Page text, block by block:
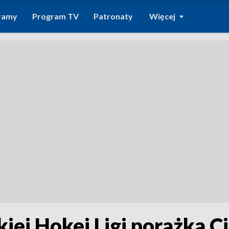
Program TV Patronaty Więcej